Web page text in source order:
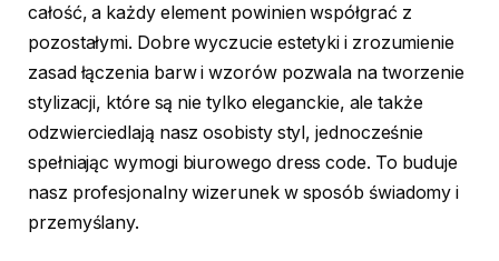
całość, a każdy element powinien współgrać z
pozostałymi. Dobre wyczucie estetyki i zrozumienie
zasad łączenia barw i wzorów pozwala na tworzenie
stylizacji, które są nie tylko eleganckie, ale także
odzwierciedlają nasz osobisty styl, jednocześnie
spełniając wymogi biurowego dress code. To buduje
nasz profesjonalny wizerunek w sposób świadomy i
przemyślany.